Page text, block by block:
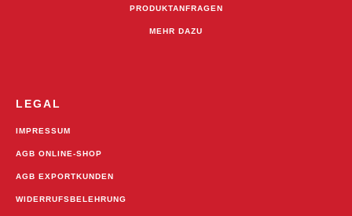
PRODUKTANFRAGEN
MEHR DAZU
LEGAL
IMPRESSUM
AGB ONLINE-SHOP
AGB EXPORTKUNDEN
WIDERRUFSBELEHRUNG